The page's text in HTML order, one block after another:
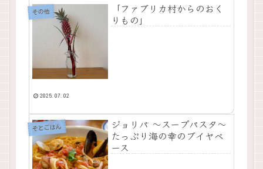
その他
「ファブリカ村からのおく
りもの」
2025.07.02
そとごはん
ジョリパ ～スープパスタ～
たっぷり海の幸のブイヤベ
ース